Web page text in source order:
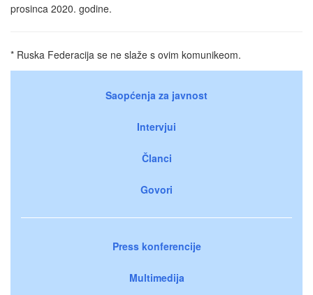
prosinca 2020. godine.
* Ruska Federacija se ne slaže s ovim komunikeom.
Saopćenja za javnost
Intervjui
Članci
Govori
Press konferencije
Multimedija